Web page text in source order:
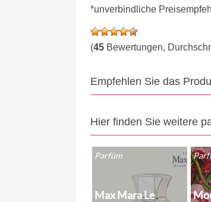
*unverbindliche
(45 Bewertungen,
Empfehlen Sie das
Hier finden Sie weitere
Parfüm
Max Mara Le